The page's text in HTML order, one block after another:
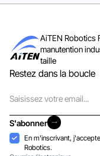
AiTEN Robotics
manutention
taille
Restez dans la boucle
S'abonner
S'abonner
Acceptation
En m'inscrivant,
Robotics.